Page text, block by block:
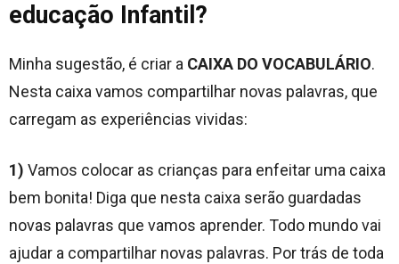
educação Infantil?
Minha sugestão, é criar a CAIXA DO VOCABULÁRIO.
Nesta caixa vamos compartilhar novas palavras, que
carregam as experiências vividas:
1) Vamos colocar as crianças para enfeitar uma caixa
bem bonita! Diga que nesta caixa serão guardadas
novas palavras que vamos aprender. Todo mundo vai
ajudar a compartilhar novas palavras. Por trás de toda